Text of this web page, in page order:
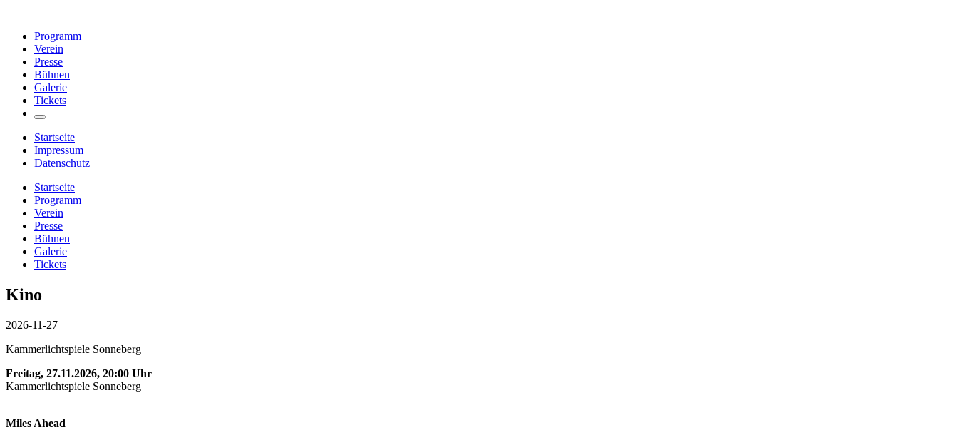
Programm
Verein
Presse
Bühnen
Galerie
Tickets
Startseite
Impressum
Datenschutz
Startseite
Programm
Verein
Presse
Bühnen
Galerie
Tickets
Kino
2026-11-27
Kammerlichtspiele Sonneberg
Freitag, 27.11.2026, 20:00 Uhr
Kammerlichtspiele Sonneberg
Miles Ahead